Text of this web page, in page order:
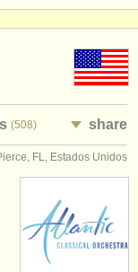
(508) share
FL, Estados Unidos